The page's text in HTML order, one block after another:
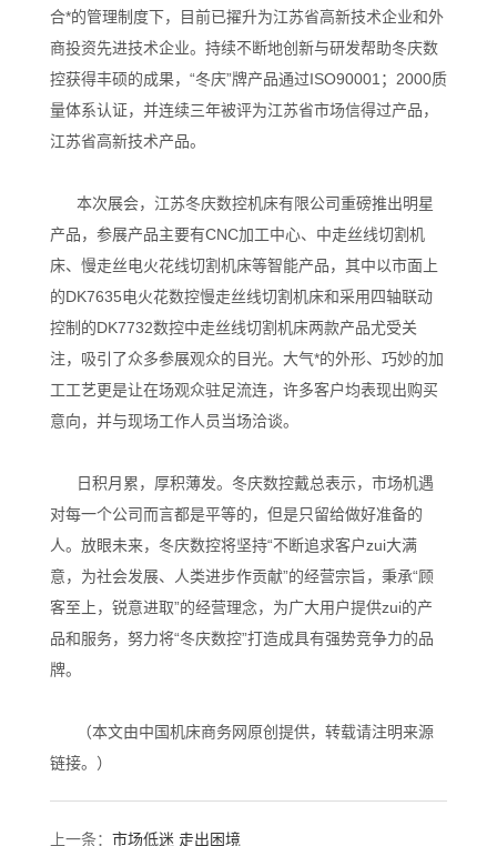
合*的管理制度下，目前已擢升为江苏省高新技术企业和外
商投资先进技术企业。持续不断地创新与研发帮助冬庆数
控获得丰硕的成果，“冬庆”牌产品通过ISO90001；2000质
量体系认证，并连续三年被评为江苏省市场信得过产品，
江苏省高新技术产品。
本次展会，江苏冬庆数控机床有限公司重磅推出明星
产品，参展产品主要有CNC加工中心、中走丝线切割机
床、慢走丝电火花线切割机床等智能产品，其中以市面上
的DK7635电火花数控慢走丝线切割机床和采用四轴联动
控制的DK7732数控中走丝线切割机床两款产品尤受关
注，吸引了众多参展观众的目光。大气*的外形、巧妙的加
工工艺更是让在场观众驻足流连，许多客户均表现出购买
意向，并与现场工作人员当场洽谈。
日积月累，厚积薄发。冬庆数控戴总表示，市场机遇
对每一个公司而言都是平等的，但是只留给做好准备的
人。放眼未来，冬庆数控将坚持“不断追求客户zui大满
意，为社会发展、人类进步作贡献”的经营宗旨，秉承“顾
客至上，锐意进取”的经营理念，为广大用户提供zui的产
品和服务，努力将“冬庆数控”打造成具有强势竞争力的品
牌。
（本文由中国机床商务网原创提供，转载请注明来源
链接。）
上一条： 市场低迷 走出困境